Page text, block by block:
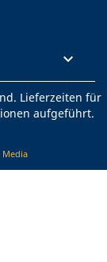

Lieferzeiten für
aufgeführt.